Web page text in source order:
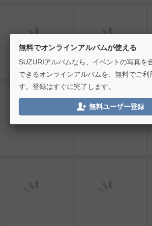
無料でオンラインアルバムが使える
SUZURIアルバムなら、イベントの写真を
できるオンラインアルバムを、無料でご利
す。登録はすぐに完了します。
 無料ユーザー登録